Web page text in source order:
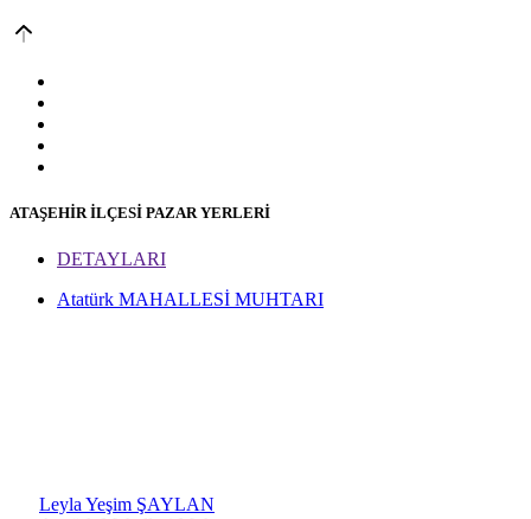
ATAŞEHİR İLÇESİ PAZAR YERLERİ
DETAYLARI
Atatürk MAHALLESİ MUHTARI
Leyla Yeşim ŞAYLAN